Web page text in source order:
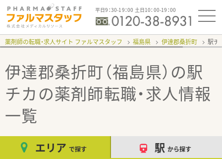
平日9：30-19：00 土日10：00-19：00
薬剤師の転職・求人サイト ファルマスタッフ 福島県 伊達郡桑折町 駅
伊達郡桑折町（福島県）の駅
チカの薬剤師転職・求人情報
一覧
エリア で探す 駅 から探す